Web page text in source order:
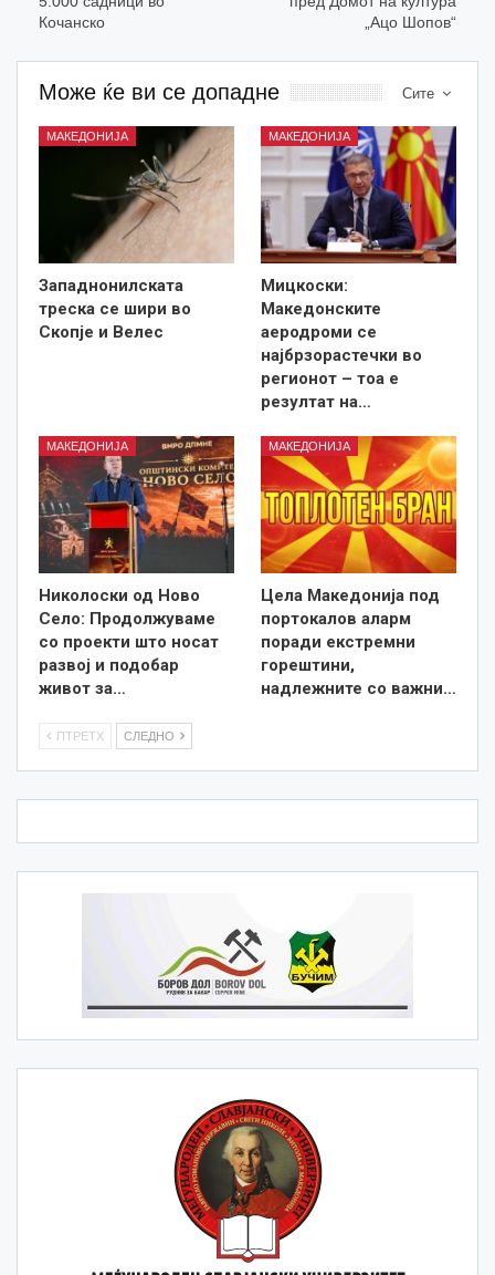
Кочанско
„Ацо Шопов“
Сите
Може ќе ви се допадне
МАКЕДОНИЈА
Западнонилската
треска се шири во
Скопје и Велес
МАКЕДОНИЈА
Мицкоски:
Македонските
аеродроми се
најбрзорастечки во
регионот – тоа е
резултат на…
МАКЕДОНИЈА
Николоски од Ново
Село: Продолжуваме
со проекти што носат
развој и подобар
живот за…
МАКЕДОНИЈА
Цела Македонија под
портокалов аларм
поради екстремни
горештини,
надлежните со важни…
ПТРЕТХ СЛЕДНО